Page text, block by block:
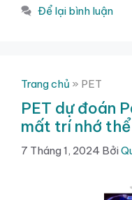
Để lại bình luận
Trang chủ » PET
PET dự đoán
mất trí nhớ
7 Tháng 1, 2024 Bởi